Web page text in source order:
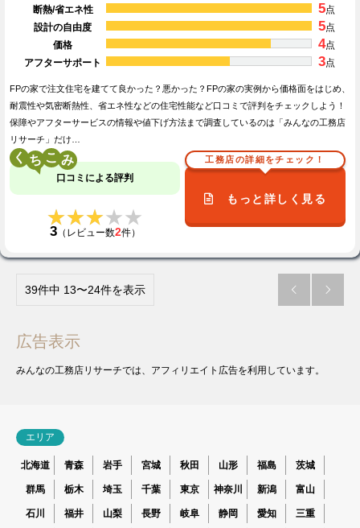
断熱/省エネ性
5点
設計の自由度
5点
価格
4点
アフターサポート
3点
FPの家で注文住宅を建てて良かった？悪かった？FPの家の実例から価格面をはじめ、
耐震性や気密断熱性、省エネ性などの住宅性能など口コミで評判をチェックしよう！
保障やアフターサービスの情報や値下げ方法まで調査しているのは「みんなの工務店
リサーチ」だけ…
く こ
口コミによる評判
★★★★★
★★★★★
3（レビュー数2件）
工務店の詳細をチェック！
もっと詳しく見る
39件中 13〜24件を表示  
広告表示
みんなの工務店リサーチでは、アフィリエイト広告を利用しています。
エリア
北海道 青森 岩手 宮城 秋田 山形 福島 茨城
群馬 栃木 埼玉 千葉 東京 神奈川 新潟 富山
石川 福井 山梨 長野 岐阜 静岡 愛知 三重